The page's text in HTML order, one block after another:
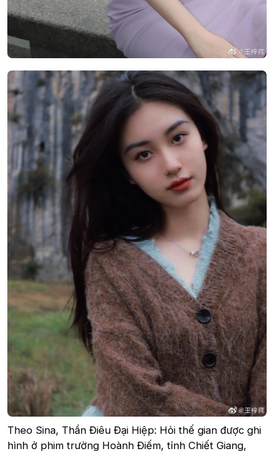
Theo Sina, Thần Điêu Đại Hiệp: Hỏi thế gian được ghi
hình ở phim trường Hoành Điếm, tỉnh Chiết Giang,